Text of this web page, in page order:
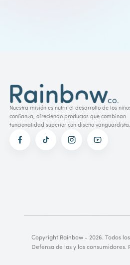
Nuestra misión es nutrir el desarrollo de los
confianza, ofreciendo productos que combinan
funcionalidad superior con diseño vanguardista.
Copyright Rainbow - 2026. Todos
Defensa de las y los consumidores.